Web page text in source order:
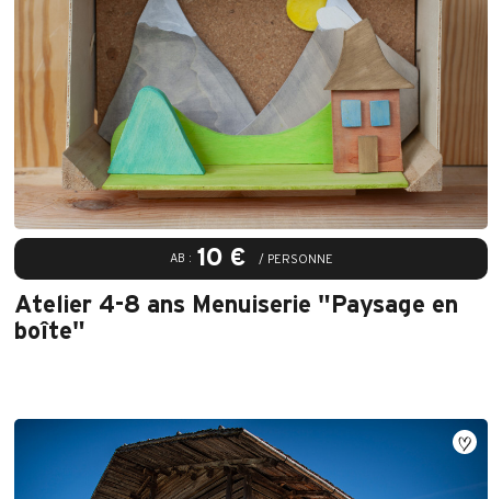
AB : 10 € / PERSONNE
Atelier 4-8 ans Menuiserie "Paysage en
boîte"